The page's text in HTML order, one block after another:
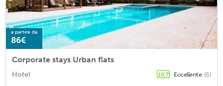
a partire da
86€
Corporate stays Urban flats
Hotel 10,7 Eccellente (6)